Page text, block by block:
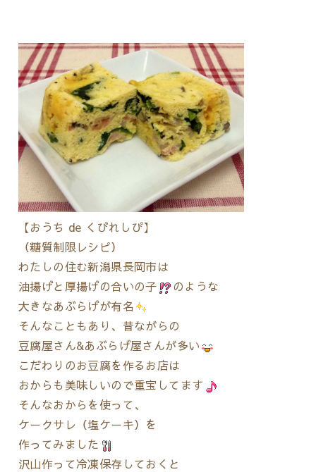
【おうち de くびれしぴ】
（糖質制限レシピ）
わたしの住む新潟県長岡市は
油揚げと厚揚げの合いの子
のような
大きなあぶらげが有名
そんなこともあり、昔ながらの
豆腐屋さん&あぶらげ屋さんが多い
こだわりのお豆腐を作るお店は
おからも美味しいので重宝してます
そんなおからを使って、
ケークサレ（塩ケーキ）を
作ってみました
沢山作って冷凍保存しておくと